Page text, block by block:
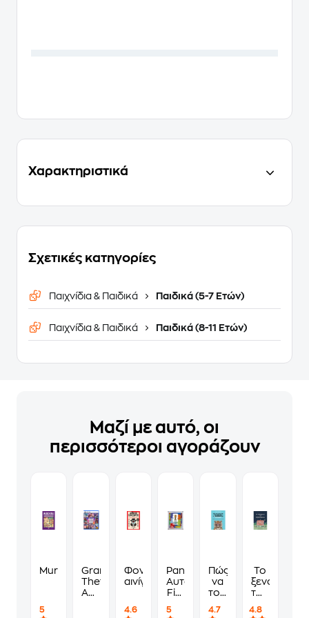
Χαρακτηριστικά
Σχετικές κατηγορίες
Παιχνίδια & Παιδικά Παιδικά (5-7 Ετών)
Παιχνίδια & Παιδικά Παιδικά (8-11 Ετών)
Μαζί με αυτό, οι
περισσότεροι αγοράζουν
Murdoku
5
Grand
Theft
Auto
Standard
Φονικά
αινίγματα
4.6
Panini
Αυτοκόλλητα
Fifa
Cup
5
Πώς
να
τους
να
4.7
Το
ξενοδοχείο
των
4.8